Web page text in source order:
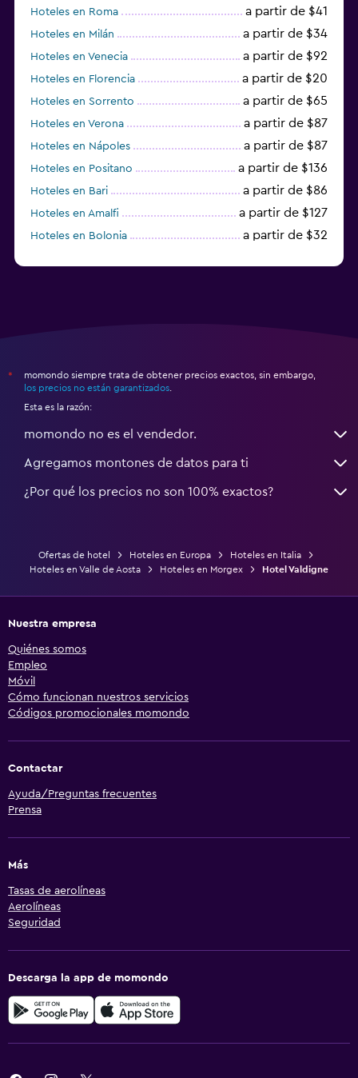
Hoteles en Roma a partir de $41
Hoteles en Milán a partir de $34
Hoteles en Venecia a partir de $92
Hoteles en Florencia a partir de $20
Hoteles en Sorrento a partir de $65
Hoteles en Verona a partir de $87
Hoteles en Nápoles a partir de $87
Hoteles en Positano a partir de $136
Hoteles en Bari a partir de $86
Hoteles en Amalfi a partir de $127
Hoteles en Bolonia a partir de $32
*
momondo siempre trata de obtener precios exactos, sin embargo,
los precios no están garantizados
Esta es la razón:
momondo no es el vendedor.
Agregamos montones de datos para ti
¿Por qué los precios no son 100% exactos?
Ofertas de hotel Hoteles en Europa
Hoteles en Italia
Hoteles en Valle de Aosta
Hoteles en Morgex Hotel Valdigne
Nuestra empresa
Quiénes somos
Empleo
Móvil
Cómo funcionan nuestros servicios
Códigos promocionales momondo
Contactar
Ayuda/Preguntas frecuentes
Prensa
Más
Tasas de aerolíneas
Aerolíneas
Seguridad
Descarga la app de momondo